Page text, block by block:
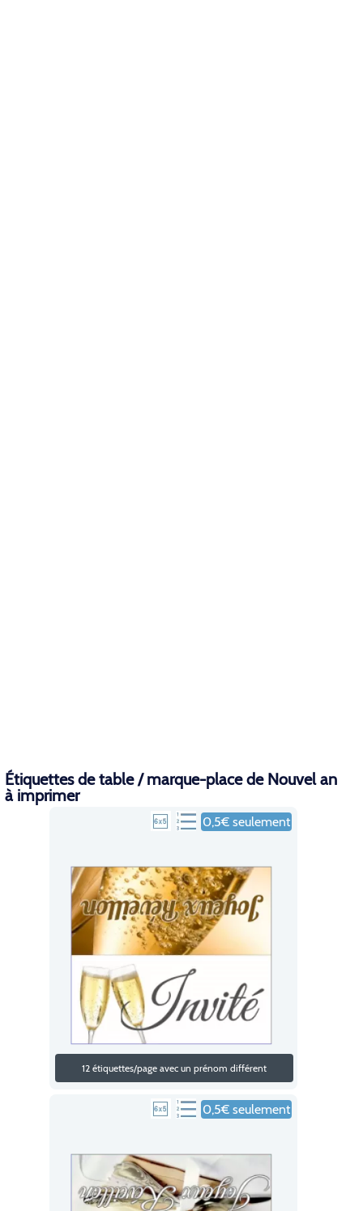
Étiquettes de table / marque-place de Nouvel an
à imprimer
0,5€ seulement
12 étiquettes/page avec un prénom différent
0,5€ seulement